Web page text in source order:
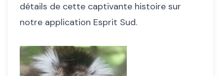
détails de cette captivante histoire sur
notre application Esprit Sud.